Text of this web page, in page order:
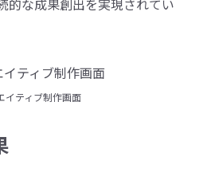
イティブ制作画面